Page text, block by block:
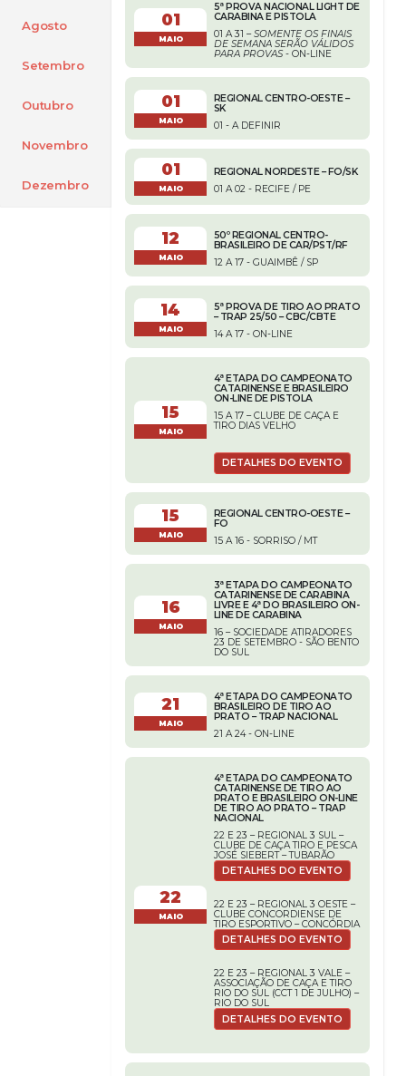
Agosto
Setembro
Outubro
Novembro
Dezembro
01
MAIO
5ª PROVA NACIONAL LIGHT DE
CARABINA E PISTOLA
01 A 31 –SOMENTE OS FINAIS
DE SEMANA SERÃO VÁLIDOS
PARA PROVAS - ON-LINE
01
MAIO
REGIONAL CENTRO-OESTE –
SK
01 - A DEFINIR
01
MAIO
REGIONAL NORDESTE – FO/SK
01 A 02 - RECIFE / PE
12
MAIO
50º REGIONAL CENTRO-
BRASILEIRO DE CAR/PST/RF
12 A 17 - GUAIMBÊ / SP
14
MAIO
5ª PROVA DE TIRO AO PRATO
– TRAP 25/50 – CBC/CBTE
14 A 17 - ON-LINE
15
MAIO
4ª ETAPA DO CAMPEONATO
CATARINENSE E BRASILEIRO
ON-LINE DE PISTOLA
15 A 17 – CLUBE DE CAÇA E
TIRO DIAS VELHO
DETALHES DO EVENTO
15
MAIO
REGIONAL CENTRO-OESTE –
FO
15 A 16 - SORRISO / MT
16
MAIO
3ª ETAPA DO CAMPEONATO
CATARINENSE DE CARABINA
LIVRE E 4ª DO BRASILEIRO ON-
LINE DE CARABINA
16 – SOCIEDADE ATIRADORES
23 DE SETEMBRO - SÃO BENTO
DO SUL
21
MAIO
4ª ETAPA DO CAMPEONATO
BRASILEIRO DE TIRO AO
PRATO – TRAP NACIONAL
21 A 24 - ON-LINE
22
MAIO
4ª ETAPA DO CAMPEONATO
CATARINENSE DE TIRO AO
PRATO E BRASILEIRO ON-LINE
DE TIRO AO PRATO – TRAP
NACIONAL
22 E 23 – REGIONAL 3 SUL –
CLUBE DE CAÇA TIRO E PESCA
JOSÉ SIEBERT – TUBARÃO
DETALHES DO EVENTO
22 E 23 – REGIONAL 3 OESTE –
CLUBE CONCORDIENSE DE
TIRO ESPORTIVO – CONCÓRDIA
DETALHES DO EVENTO
22 E 23 – REGIONAL 3 VALE –
ASSOCIAÇÃO DE CAÇA E TIRO
RIO DO SUL (CCT 1 DE JULHO) –
RIO DO SUL
DETALHES DO EVENTO